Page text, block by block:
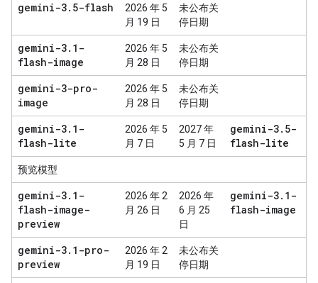
gemini-3. 5-flash
2026 年 5
月 19 日
未公布关
停日期
gemini-3. 1-
flash-image
2026 年 5
月 28 日
未公布关
停日期
gemini-3-pro-
image
2026 年 5
月 28 日
未公布关
停日期
gemini-3. 1-
flash-lite
2026 年 5
月 7 日
2027 年
5 月 7 日
gemini-3. 5-
flash-lite
预览模型
gemini-3. 1-
flash-image-
preview
2026 年 2
月 26 日
2026 年
6 月 25
日
gemini-3. 1-
flash-image
gemini-3. 1-pro-
preview
2026 年 2
月 19 日
未公布关
停日期